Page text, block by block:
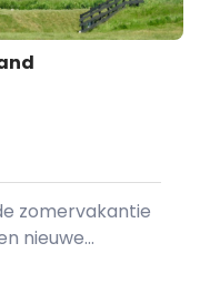
zomervakantie
nieuwe...